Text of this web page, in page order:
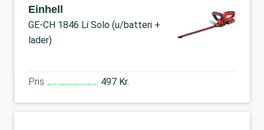
Einhell
GE-CH 1846 Li Solo (u/batteri +
lader)
Pris 497 Kr.